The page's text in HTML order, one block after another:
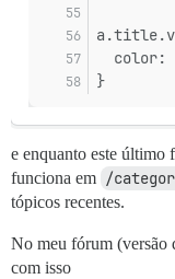
color:
}
e enquanto este último
funciona em /
tópicos recentes.
No meu fórum (versão
com isso